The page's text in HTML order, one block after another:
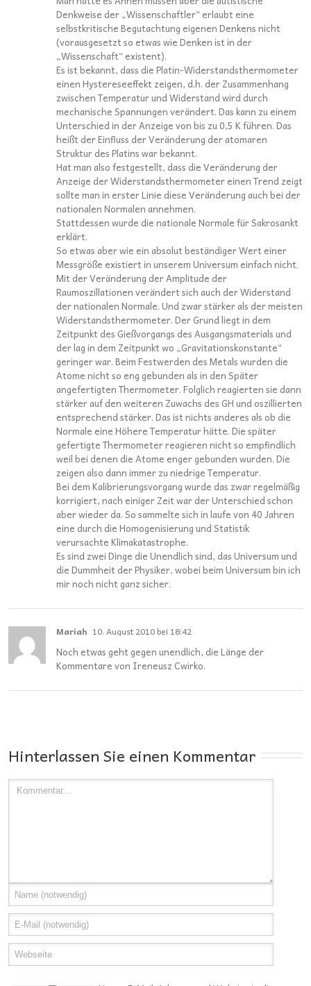
Denkweise der „Wissenschaftler“ erlaubt eine
selbstkritische Begutachtung eigenen Denkens nicht
(vorausgesetzt so etwas wie Denken ist in der
„Wissenschaft“ existent).
Es ist bekannt, dass die Platin-Widerstandsthermometer
einen Hystereseeffekt zeigen, d.h. der Zusammenhang
zwischen Temperatur und Widerstand wird durch
mechanische Spannungen verändert. Das kann zu einem
Unterschied in der Anzeige von bis zu 0,5 K führen. Das
heißt der Einfluss der Veränderung der atomaren
Struktur des Platins war bekannt.
Hat man also festgestellt, dass die Veränderung der
Anzeige der Widerstandsthermometer einen Trend zeigt
sollte man in erster Linie diese Veränderung auch bei der
nationalen Normalen annehmen.
Stattdessen wurde die nationale Normale für Sakrosankt
erklärt.
So etwas aber wie ein absolut beständiger Wert einer
Messgröße existiert in unserem Universum einfach nicht.
Mit der Veränderung der Amplitude der
Raumoszillationen verändert sich auch der Widerstand
der nationalen Normale. Und zwar stärker als der meisten
Widerstandsthermometer. Der Grund liegt in dem
Zeitpunkt des Gießvorgangs des Ausgangsmaterials und
der lag in dem Zeitpunkt wo „Gravitationskonstante“
geringer war. Beim Festwerden des Metals wurden die
Atome nicht so eng gebunden als in den Später
angefertigten Thermometer. Folglich reagierten sie dann
stärker auf den weiteren Zuwachs des GH und oszillierten
entsprechend stärker. Das ist nichts anderes als ob die
Normale eine Höhere Temperatur hätte. Die später
gefertigte Thermometer reagieren nicht so empfindlich
weil bei denen die Atome enger gebunden wurden. Die
zeigen also dann immer zu niedrige Temperatur.
Bei dem Kalibrierungsvorgang wurde das zwar regelmäßig
korrigiert, nach einiger Zeit war der Unterschied schon
aber wieder da. So sammelte sich in laufe von 40 Jahren
eine durch die Homogenisierung und Statistik
verursachte Klimakatastrophe.
Es sind zwei Dinge die Unendlich sind, das Universum und
die Dummheit der Physiker, wobei beim Universum bin ich
mir noch nicht ganz sicher.
Mariah 10. August 2010 bei 18:42
Noch etwas geht gegen unendlich, die Länge der
Kommentare von Ireneusz Cwirko.
Hinterlassen Sie einen Kommentar